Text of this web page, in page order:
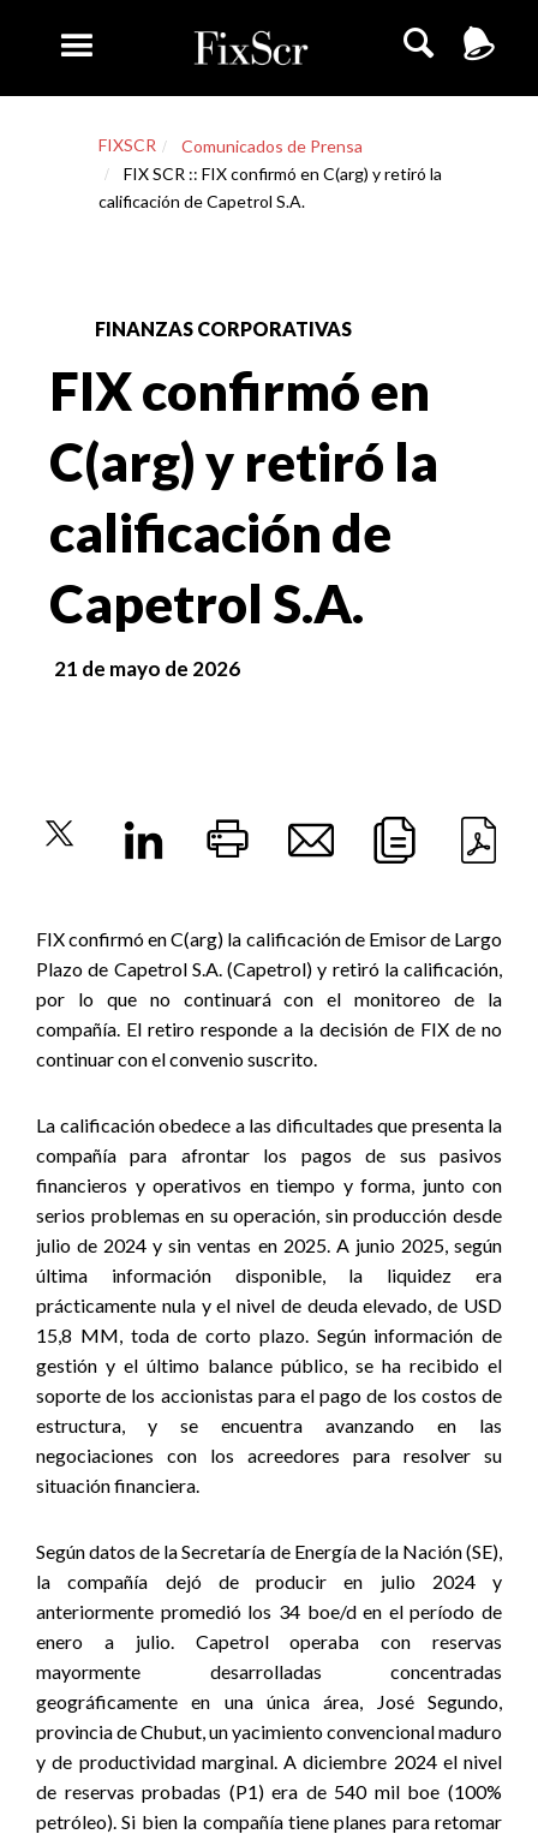
FIXSCR
Comunicados de Prensa
FIX SCR :: FIX confirmó en C(arg) y retiró la
calificación de Capetrol S.A.
FINANZAS CORPORATIVAS
FIX confirmó en
C(arg) y retiró la
calificación de
Capetrol S.A.
21 de mayo de 2026
FIX confirmó en C(arg) la calificación de Emisor de Largo
Plazo de Capetrol S.A. (Capetrol) y retiró la calificación,
por lo que no continuará con el monitoreo de la
compañía. El retiro responde a la decisión de FIX de no
continuar con el convenio suscrito.
La calificación obedece a las dificultades que presenta la
compañía para afrontar los pagos de sus pasivos
financieros y operativos en tiempo y forma, junto con
serios problemas en su operación, sin producción desde
julio de 2024 y sin ventas en 2025. A junio 2025, según
última información disponible, la liquidez era
prácticamente nula y el nivel de deuda elevado, de USD
15,8 MM, toda de corto plazo. Según información de
gestión y el último balance público, se ha recibido el
soporte de los accionistas para el pago de los costos de
estructura, y se encuentra avanzando en las
negociaciones con los acreedores para resolver su
situación financiera.
Según datos de la Secretaría de Energía de la Nación (SE),
la compañía dejó de producir en julio 2024 y
anteriormente promedió los 34 boe/d en el período de
enero a julio. Capetrol operaba con reservas
mayormente desarrolladas concentradas
geográficamente en una única área, José Segundo,
provincia de Chubut,un yacimiento convencional maduro
y de productividad marginal. A diciembre 2024 el nivel
de reservas probadas (P1) era de 540 mil boe (100%
petróleo). Si bien la compañía tiene planes para retomar